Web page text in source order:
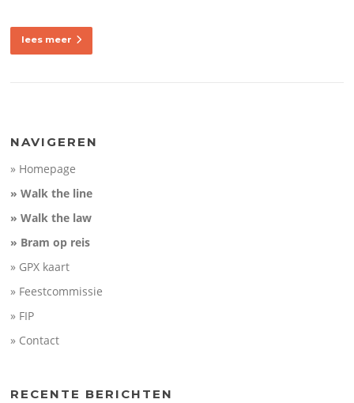
lees meer
NAVIGEREN
» Homepage
» Walk the line
» Walk the law
» Bram op reis
» GPX kaart
» Feestcommissie
» FIP
» Contact
RECENTE BERICHTEN